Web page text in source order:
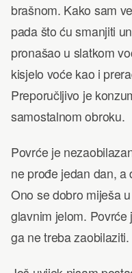
brašnom. Kako sam
pada što ću smanjiti
pronašao u slatkom
kisjelo voće kao i
Preporučljivo je
samostalnom obroku.
Povrće je
ne prođe jedan dan,
Ono se dobro miješa
glavnim jelom.
ga ne treba zaobilaziti.